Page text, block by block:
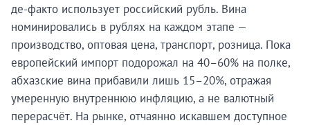
де-факто использует российский рубль. Вина
номинировались в рублях на каждом этапе —
производство, оптовая цена, транспорт, розница. Пока
европейский импорт подорожал на 40–60% на полке,
абхазские вина прибавили лишь 15–20%, отражая
умеренную внутреннюю инфляцию, а не валютный
перерасчёт. На рынке, отчаянно искавшем доступное